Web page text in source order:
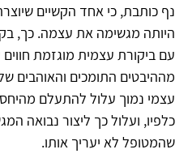
נף כותבת, כי אחד הקשיים
היותה מגשימה את עצמה. כך,
עם ביקורת עצמית מוגזמת
מההיבטים התומכים והאוהבים
עצמי נמוך עלול להתעלם
כלפיו, ועלול כך ליצור נבואה
שהמטופל לא יעריך אותו.